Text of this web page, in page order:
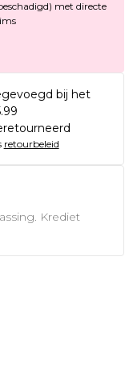
met directe
bij het
retourbeleid
Krediet